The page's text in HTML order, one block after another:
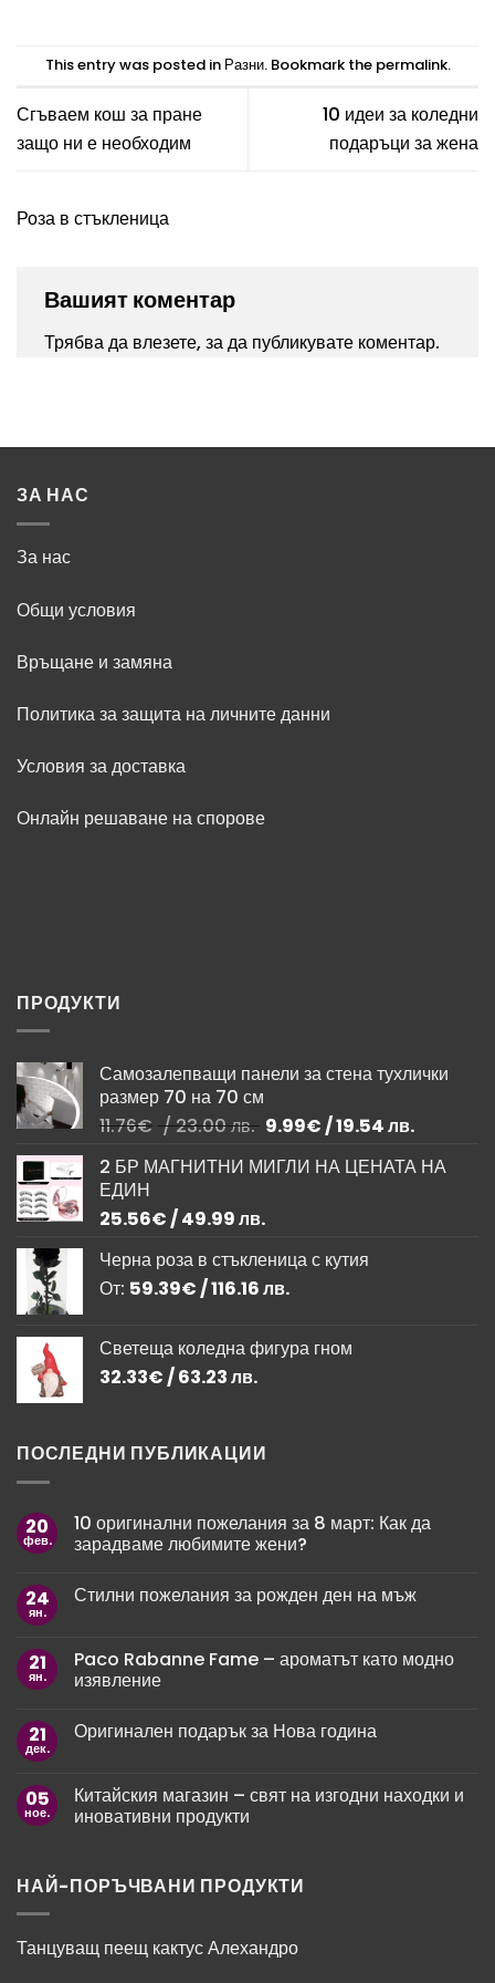
multiple
The
options
may
on
page
This entry was posted in Разни. Bookmark the permalink.
Сгъваем кош за пране
защо ни е необходим
10 идеи за коледни
подаръци за жена
Роза в стъкленица
Вашият коментар
Трябва да влезете, за да публикувате коментар.
ЗА НАС
За нас
Общи условия
Връщане и замяна
Политика за защита на личните данни
Условия за доставка
Онлайн решаване на спорове
ПРОДУКТИ
Самозалепващи панели за стена тухлички
размер 70 на 70 см
11.76€ / 23.00 лв. Original
was:
/
9.99€/ 19.54 лв.Текущата
е:
2 БР МАГНИТНИ МИГЛИ НА ЦЕНАТА НА
ЕДИН
25.56€/ 49.99 лв.
Черна роза в стъкленица с кутия
От: 59.39€/ 116.16 лв.
Светеща коледна фигура гном
32.33€/ 63.23 лв.
ПОСЛЕДНИ ПУБЛИКАЦИИ
20
фев.
10 оригинални пожелания за 8 март: Как да
зарадваме любимите жени?
за
за
8
март:
зарадваме
любимите
24
ян.
Стилни пожелания за рожден ден на мъж
Стилни
пожелания
за
на
мъж
21
ян.
Paco Rabanne Fame – ароматът като модно
изявление
за
Paco
–
ароматът
като
21
дек.
Оригинален подарък за Нова година
Оригинален
подарък
за
05
ное.
Китайския магазин – свят на изгодни находки и
иновативни продукти
Китайския
магазин
изгодни
НАЙ-ПОРЪЧВАНИ ПРОДУКТИ
Танцуващ пеещ кактус Алехандро